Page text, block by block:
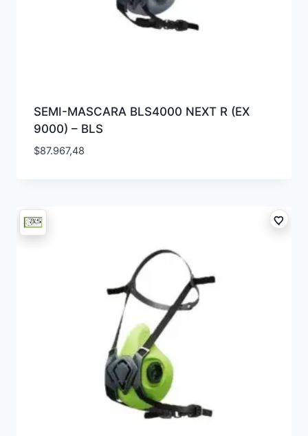
SEMI-MASCARA BLS4000 NEXT R (EX
9000) – BLS
$87.967,48